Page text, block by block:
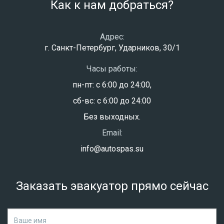
Как к нам добраться?
Адрес:
г. Санкт-Петербург, Ударников, 30/1
Часы работы:
пн-пт: с 6:00 до 24:00,
сб-вс: с 6:00 до 24:00
Без выходных.
Email:
info@autospas.su
Заказать эвакуатор прямо сейчас